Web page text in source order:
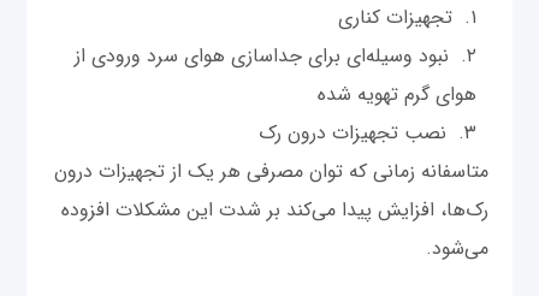
تجهیزات کناری
نبود وسیله‌ای برای جداسازی هوای سرد ورودی از
هوای گرم تهویه شده
نصب تجهیزات درون رک
متاسفانه زمانی که توان مصرفی هر یک از تجهیزات درون
رک‌ها، افزایش پیدا می‌کند بر شدت این مشکلات افزوده
می‌شود.